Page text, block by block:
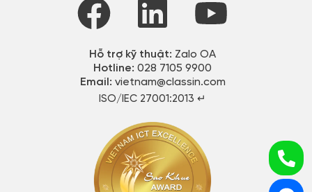
Hỗ trợ kỹ thuật: Zalo OA
Hotline: 028 7105 9900
Email: vietnam@classin.com
ISO/IEC 27001:2013 ↵​